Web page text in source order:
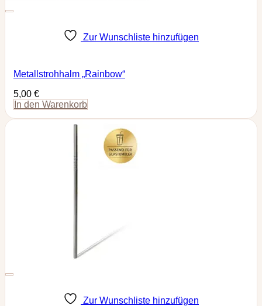
Zur Wunschliste hinzufügen
Metallstrohhalm „Rainbow“
5,00 €
In den Warenkorb
Zur Wunschliste hinzufügen